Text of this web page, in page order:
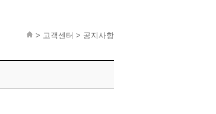
> 고객센터 > 공지사항